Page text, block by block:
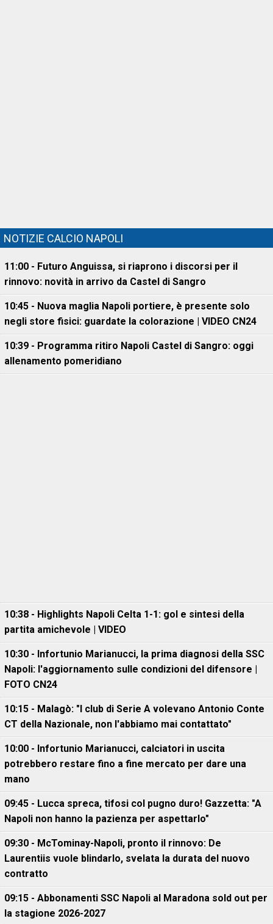
NOTIZIE CALCIO NAPOLI
11:00 - Futuro Anguissa, si riaprono i discorsi per il
rinnovo: novità in arrivo da Castel di Sangro
10:45 - Nuova maglia Napoli portiere, è presente solo
negli store fisici: guardate la colorazione | VIDEO CN24
10:39 - Programma ritiro Napoli Castel di Sangro: oggi
allenamento pomeridiano
10:38 - Highlights Napoli Celta 1-1: gol e sintesi della
partita amichevole | VIDEO
10:30 - Infortunio Marianucci, la prima diagnosi della SSC
Napoli: l'aggiornamento sulle condizioni del difensore |
FOTO CN24
10:15 - Malagò: "I club di Serie A volevano Antonio Conte
CT della Nazionale, non l'abbiamo mai contattato"
10:00 - Infortunio Marianucci, calciatori in uscita
potrebbero restare fino a fine mercato per dare una
mano
09:45 - Lucca spreca, tifosi col pugno duro! Gazzetta: "A
Napoli non hanno la pazienza per aspettarlo"
09:30 - McTominay-Napoli, pronto il rinnovo: De
Laurentiis vuole blindarlo, svelata la durata del nuovo
contratto
09:15 - Abbonamenti SSC Napoli al Maradona sold out per
la stagione 2026-2027